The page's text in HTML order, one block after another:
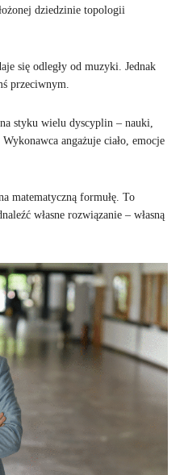
dziedzinie topologii
się odległy od muzyki. Jednak
przeciwnym.
styku wielu dyscyplin – nauki,
angażuje ciało, emocje
matematyczną formułę. To
własne rozwiązanie – własną